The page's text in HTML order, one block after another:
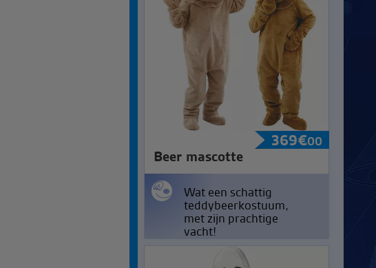
369€00
Beer mascotte
Wat een schattig
teddybeerkostuum,
met zijn prachtige
vacht!